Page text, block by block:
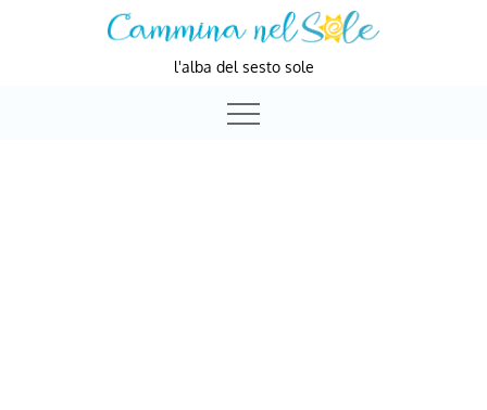
l'alba del sesto sole